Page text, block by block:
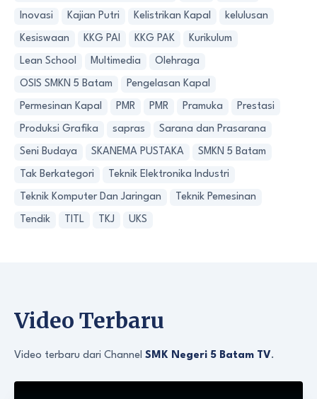
Inovasi Kajian Putri Kelistrikan Kapal kelulusan
Kesiswaan KKG PAI KKG PAK Kurikulum
Lean School Multimedia Olehraga
OSIS SMKN 5 Batam Pengelasan Kapal
Permesinan Kapal PMR PMR Pramuka Prestasi
Produksi Grafika sapras Sarana dan Prasarana
Seni Budaya SKANEMA PUSTAKA SMKN 5 Batam
Tak Berkategori Teknik Elektronika Industri
Teknik Komputer Dan Jaringan Teknik Pemesinan
Tendik TITL TKJ UKS
Video Terbaru
Video terbaru dari Channel SMK Negeri 5 Batam TV.